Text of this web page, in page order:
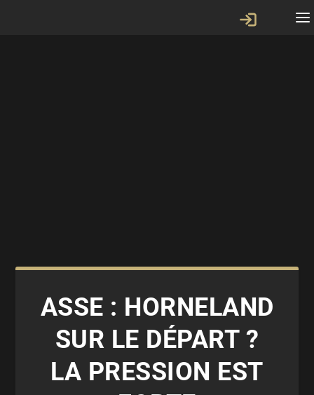
ASSE : HORNELAND
SUR LE DÉPART ?
LA PRESSION EST